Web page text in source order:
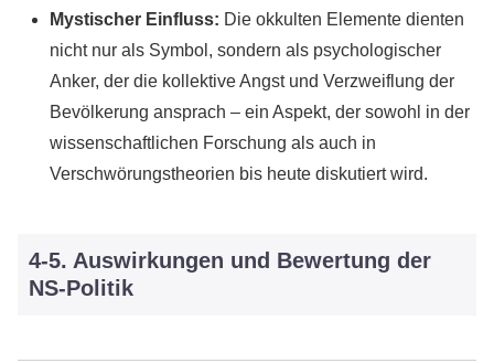
Mystischer Einfluss: Die okkulten Elemente dienten
nicht nur als Symbol, sondern als psychologischer
Anker, der die kollektive Angst und Verzweiflung der
Bevölkerung ansprach – ein Aspekt, der sowohl in der
wissenschaftlichen Forschung als auch in
Verschwörungstheorien bis heute diskutiert wird.
4-5. Auswirkungen und Bewertung der
NS-Politik